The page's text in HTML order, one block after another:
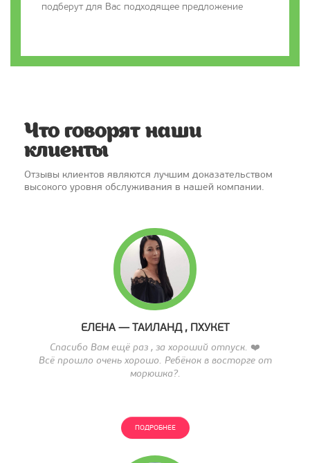
подберут для Вас подходящее предложение
Что говорят наши
клиенты
ЕЛЕНА — ТАИЛАНД , ПХУКЕТ
Спасибо Вам ещё раз , за хороший отпуск. ❤️
Всё прошло очень хорошо. Ребёнок в восторге от
морюшка?.
ПОДРОБНЕЕ